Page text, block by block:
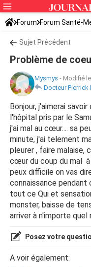
Forum Forum Santé-
Symptômes et maladies
Sujet Précédent
Problème de
Mysmys - Modifié
Docteur Pierrick
Bonjour, j'aimerai
l'hôpital pris par le
j'ai mal au cœur.... sa
minute, j'ai telement
pleurer , faire malaise,
cœur du coup du mal
peux difficile on vas
connaissance
tout ce Qui et
monster, baisse de
arriver à n'importe quel
Posez votre
A voir également: